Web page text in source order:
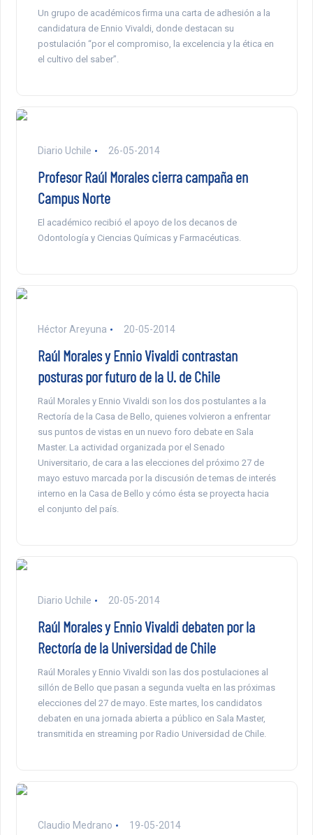
Un grupo de académicos firma una carta de adhesión a la
candidatura de Ennio Vivaldi, donde destacan su
postulación “por el compromiso, la excelencia y la ética en
el cultivo del saber”.
Diario Uchile 26-05-2014
Profesor Raúl Morales cierra campaña en
Campus Norte
El académico recibió el apoyo de los decanos de
Odontología y Ciencias Químicas y Farmacéuticas.
Héctor Areyuna 20-05-2014
Raúl Morales y Ennio Vivaldi contrastan
posturas por futuro de la U. de Chile
Raúl Morales y Ennio Vivaldi son los dos postulantes a la
Rectoría de la Casa de Bello, quienes volvieron a enfrentar
sus puntos de vistas en un nuevo foro debate en Sala
Master. La actividad organizada por el Senado
Universitario, de cara a las elecciones del próximo 27 de
mayo estuvo marcada por la discusión de temas de interés
interno en la Casa de Bello y cómo ésta se proyecta hacia
el conjunto del país.
Diario Uchile 20-05-2014
Raúl Morales y Ennio Vivaldi debaten por la
Rectoría de la Universidad de Chile
Raúl Morales y Ennio Vivaldi son las dos postulaciones al
sillón de Bello que pasan a segunda vuelta en las próximas
elecciones del 27 de mayo. Este martes, los candidatos
debaten en una jornada abierta a público en Sala Master,
transmitida en streaming por Radio Universidad de Chile.
Claudio Medrano 19-05-2014